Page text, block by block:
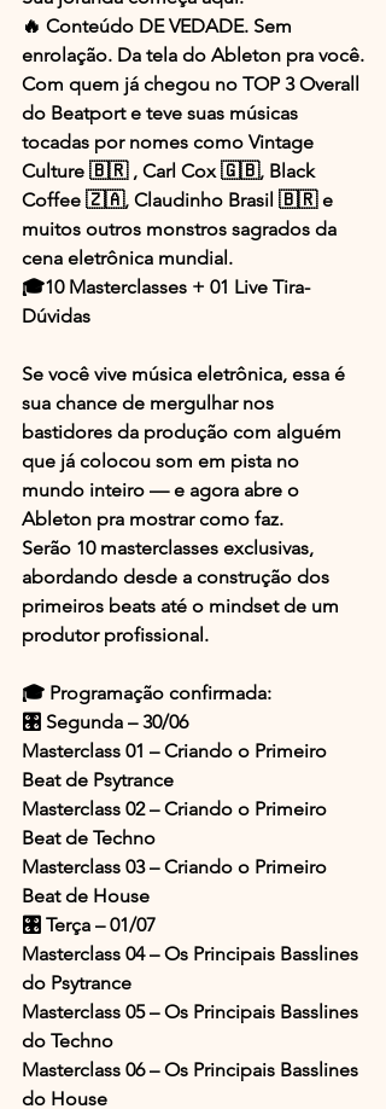
🔥 Conteúdo DE VEDADE. Sem
enrolação. Da tela do Ableton pra você.
Com quem já chegou no TOP 3 Overall
do Beatport e teve suas músicas
tocadas por nomes como Vintage
Culture 🇧🇷 , Carl Cox 🇬🇧, Black
Coffee 🇿🇦, Claudinho Brasil 🇧🇷 e
muitos outros monstros sagrados da
cena eletrônica mundial.
🎓10 Masterclasses + 01 Live Tira-
Dúvidas
Se você vive música eletrônica, essa é
sua chance de mergulhar nos
bastidores da produção com alguém
que já colocou som em pista no
mundo inteiro — e agora abre o
Ableton pra mostrar como faz.
Serão 10 masterclasses exclusivas,
abordando desde a construção dos
primeiros beats até o mindset de um
produtor profissional.
🎓 Programação confirmada:
🎛️ Segunda – 30/06
Masterclass 01 – Criando o Primeiro
Beat de Psytrance
Masterclass 02 – Criando o Primeiro
Beat de Techno
Masterclass 03 – Criando o Primeiro
Beat de House
🎛️ Terça – 01/07
Masterclass 04 – Os Principais Basslines
do Psytrance
Masterclass 05 – Os Principais Basslines
do Techno
Masterclass 06 – Os Principais Basslines
do House